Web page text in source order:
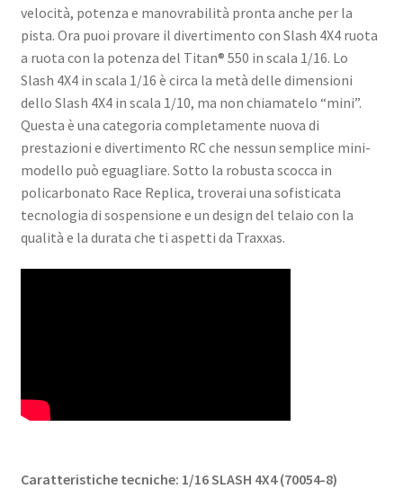
velocità, potenza e manovrabilità pronta anche per la
pista. Ora puoi provare il divertimento con Slash 4X4 ruota
a ruota con la potenza del Titan® 550 in scala 1/16. Lo
Slash 4X4 in scala 1/16 è circa la metà delle dimensioni
dello Slash 4X4 in scala 1/10, ma non chiamatelo “mini”.
Questa è una categoria completamente nuova di
prestazioni e divertimento RC che nessun semplice mini-
modello può eguagliare. Sotto la robusta scocca in
policarbonato Race Replica, troverai una sofisticata
tecnologia di sospensione e un design del telaio con la
qualità e la durata che ti aspetti da Traxxas.
Caratteristiche tecniche: 1/16 SLASH 4X4 (70054-8)